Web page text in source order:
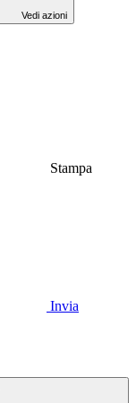
Vedi azioni
Stampa
Invia